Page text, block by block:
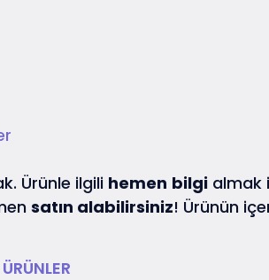
Ürünle ilgili hemen bilgi almak
satın alabilirsiniz! Ürünün